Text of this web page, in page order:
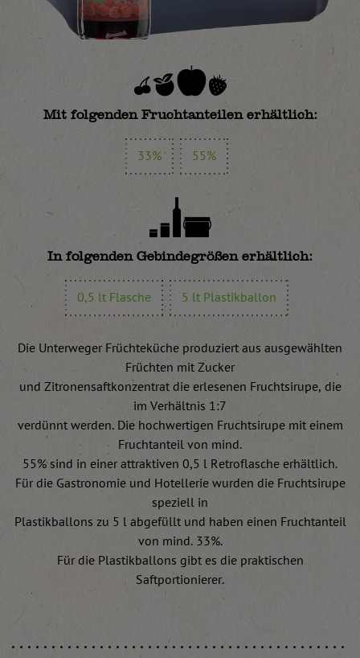
Mit folgenden Fruchtanteilen erhältlich:
33% 55%
In folgenden Gebindegrößen erhältlich:
0,5 lt Flasche 5 lt Plastikballon
Die Unterweger Früchteküche produziert aus ausgewählten
Früchten mit Zucker
und Zitronensaftkonzentrat die erlesenen Fruchtsirupe, die
im Verhältnis 1:7
verdünnt werden. Die hochwertigen Fruchtsirupe mit einem
Fruchtanteil von mind.
55% sind in einer attraktiven 0,5 l Retroflasche erhältlich.
Für die Gastronomie und Hotellerie wurden die Fruchtsirupe
speziell in
Plastikballons zu 5 l abgefüllt und haben einen Fruchtanteil
von mind. 33%.
Für die Plastikballons gibt es die praktischen
Saftportionierer.